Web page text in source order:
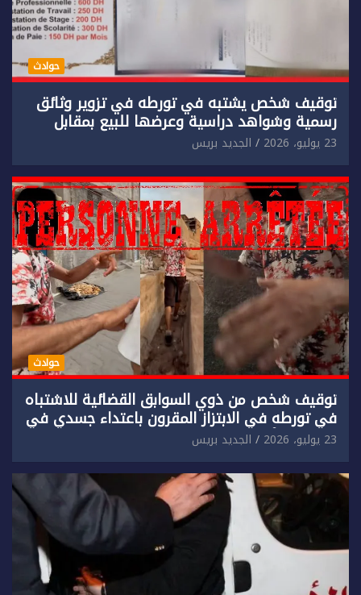
حوادث
توقيف شخص يشتبه في تورطه في تزوير وثائق
رسمية وشواهد دراسية وعرضها للبيع بمقابل
مادي.
23 يوليو، 2026 الجديد بريس
حوادث
توقيف شخص من ذوي السوابق القضائية للاشتباه
في تورطه في الابتزاز المقرون باعتداء جسدي في
حق سائح أجنبي.
23 يوليو، 2026 الجديد بريس